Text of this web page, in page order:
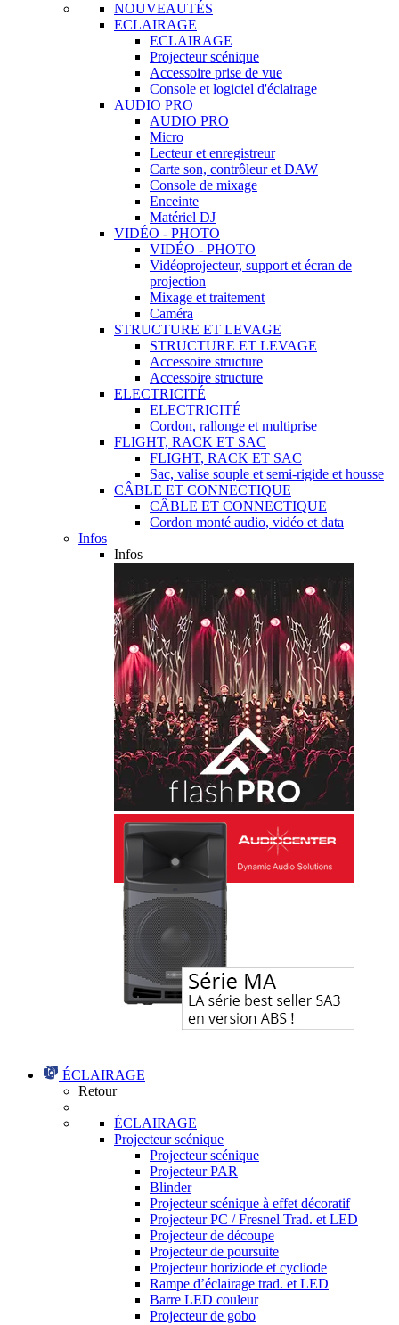
NOUVEAUTÉS
ECLAIRAGE
ECLAIRAGE
Projecteur scénique
Accessoire prise de vue
Console et logiciel d'éclairage
AUDIO PRO
AUDIO PRO
Micro
Lecteur et enregistreur
Carte son, contrôleur et DAW
Console de mixage
Enceinte
Matériel DJ
VIDÉO - PHOTO
VIDÉO - PHOTO
Vidéoprojecteur, support et écran de
projection
Mixage et traitement
Caméra
STRUCTURE ET LEVAGE
STRUCTURE ET LEVAGE
Accessoire structure
Accessoire structure
ELECTRICITÉ
ELECTRICITÉ
Cordon, rallonge et multiprise
FLIGHT, RACK ET SAC
FLIGHT, RACK ET SAC
Sac, valise souple et semi-rigide et housse
CÂBLE ET CONNECTIQUE
CÂBLE ET CONNECTIQUE
Cordon monté audio, vidéo et data
Infos
Infos
ÉCLAIRAGE
Retour
ÉCLAIRAGE
Projecteur scénique
Projecteur scénique
Projecteur PAR
Blinder
Projecteur scénique à effet décoratif
Projecteur PC / Fresnel Trad. et LED
Projecteur de découpe
Projecteur de poursuite
Projecteur horiziode et cycliode
Rampe d’éclairage trad. et LED
Barre LED couleur
Projecteur de gobo